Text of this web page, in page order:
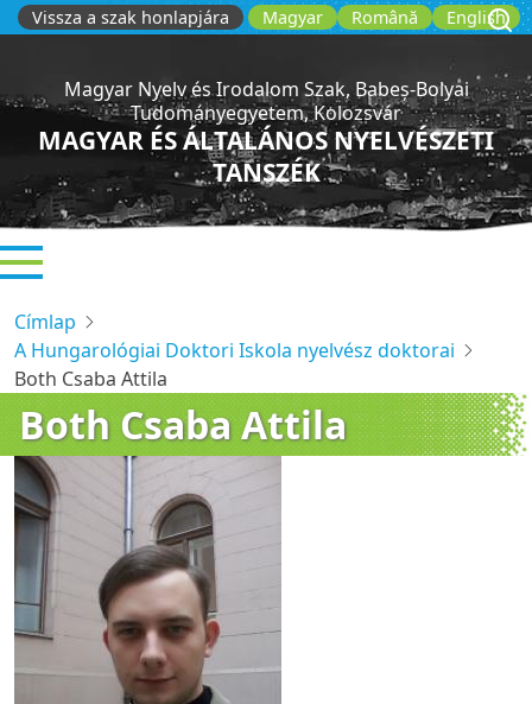
Ugrás
a
Magyar Română English
Vissza a szak honlapjára
Magyar Nyelv és Irodalom Szak, Babeș-Bolyai
Tudományegyetem, Kolozsvár
MAGYAR ÉS ÁLTALÁNOS NYELVÉSZETI
TANSZÉK
Címlap
A Hungarológiai Doktori Iskola nyelvész doktorai
Both Csaba Attila
Both Csaba Attila